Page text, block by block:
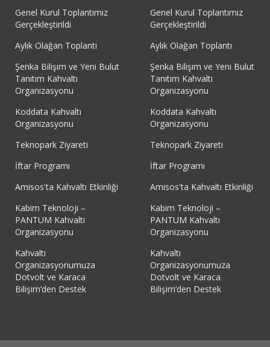
Genel Kurul Toplantımız
Gerçekleştirildi
Aylık Olağan Toplantı
Şenka Bilişim ve Yeni Bulut
Tanıtım Kahvaltı
Organizasyonu
Koddata Kahvaltı
Organizasyonu
Teknopark Ziyareti
İftar Programı
Amisos'ta Kahvaltı Etkinliği
Kabim Teknoloji –
PANTUM Kahvaltı
Organizasyonu
Kahvaltı
Organizasyonumuza
Dotvolt ve Karaca
Bilişim’den Destek
Genel Kurul Toplantımız
Gerçekleştirildi
Aylık Olağan Toplantı
Şenka Bilişim ve Yeni Bulut
Tanıtım Kahvaltı
Organizasyonu
Koddata Kahvaltı
Organizasyonu
Teknopark Ziyareti
İftar Programı
Amisos'ta Kahvaltı Etkinliği
Kabim Teknoloji –
PANTUM Kahvaltı
Organizasyonu
Kahvaltı
Organizasyonumuza
Dotvolt ve Karaca
Bilişim’den Destek